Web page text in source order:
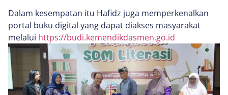
Dalam kesempatan itu Hafidz juga memperkenalkan
portal buku digital yang dapat diakses masyarakat
melalui https://budi.kemendikdasmen.go.id